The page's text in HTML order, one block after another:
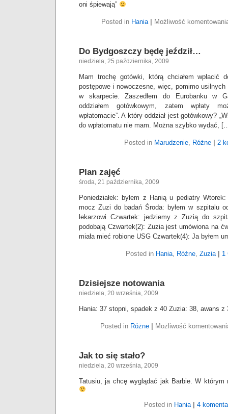
oni śpiewają”
Posted in Hania Możliwość
Do Bydgoszczy będę jeździł…
niedziela, 25 października, 2009
Mam trochę gotówki, którą chciałem wpłacić
postępowe i nowoczesne, więc, pomimo
w skarpecie. Zaszedłem do Eurobanku w
oddziałem gotówkowym, zatem wpłaty
wpłatomacie”. A który oddział jest gotówkowy?
do wpłatomatu nie mam. Można szybko wydać,
Posted in Marudzenie, Różne 2
Plan zajęć
środa, 21 października, 2009
Poniedziałek: byłem z Hanią u pediatry
mocz Zuzi do badań Środa: byłem w szpitalu
lekarzowi Czwartek: jedziemy z Zuzią do
podobają Czwartek(2): Zuzia jest umówiona na
miała mieć robione USG Czwartek(4): Ja byłem
Posted in Hania, Różne, Zuzia 1
Dzisiejsze notowania
niedziela, 20 września, 2009
Hania: 37 stopni, spadek z 40 Zuzia: 38, awans z
Posted in Różne Możliwość
Jak to się stało?
niedziela, 20 września, 2009
Tatusiu, ja chcę wyglądać jak Barbie. W którym
Posted in Hania 4